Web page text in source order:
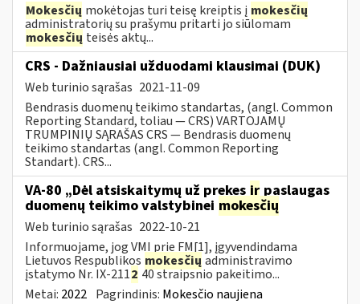
Mokesčių mokėtojas turi teisę kreiptis į mokesčių
administratorių su prašymu pritarti jo siūlomam
mokesčių teisės aktų...
CRS - Dažniausiai užduodami klausimai (DUK)
Web turinio sąrašas 2021-11-09
Bendrasis duomenų teikimo standartas, (angl. Common
Reporting Standard, toliau — CRS) VARTOJAMŲ
TRUMPINIŲ SĄRAŠAS CRS — Bendrasis duomenų
teikimo standartas (angl. Common Reporting
Standart). CRS...
VA-80 „Dėl atsiskaitymų už prekes ir paslaugas
duomenų teikimo valstybinei mokesčių
Web turinio sąrašas 2022-10-21
Informuojame, jog VMI prie FM[1], įgyvendindama
Lietuvos Respublikos mokesčių administravimo
įstatymo Nr. IX-2112 40 straipsnio pakeitimo...
Metai: 2022 Pagrindinis: Mokesčio naujiena